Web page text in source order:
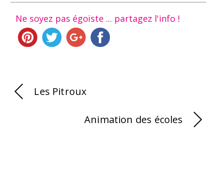
Ne soyez pas égoïste ... partagez l'info !
Les Pitroux
Animation des écoles